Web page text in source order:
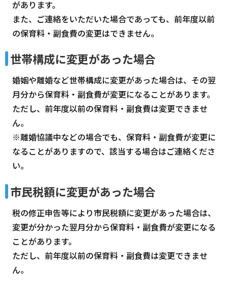
があります。
また、ご連絡をいただいた場合であっても、前年度以前
の保育料・副食費の変更はできません。
世帯構成に変更があった場合
婚姻や離婚など世帯構成に変更があった場合は、その翌
月分から保育料・副食費が変更になることがあります。
ただし、前年度以前の保育料・副食費は変更できませ
ん。
※離婚協議中などの場合でも、保育料・副食費が変更に
なることがありますので、該当する場合はご連絡くださ
い。
市民税額に変更があった場合
税の修正申告等により市民税額に変更があった場合は、
変更が分かった翌月分から保育料・副食費が変更になる
ことがあります。
ただし、前年度以前の保育料・副食費は変更できませ
ん。